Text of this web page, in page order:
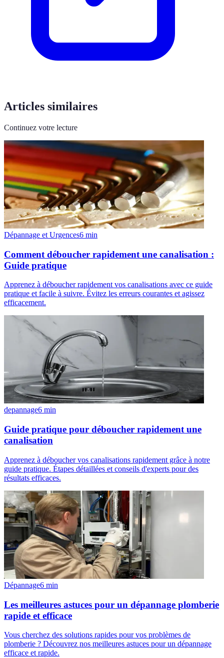
Articles similaires
Continuez votre lecture
Dépannage et Urgences6 min
Comment déboucher rapidement une canalisation :
Guide pratique
Apprenez à déboucher rapidement vos canalisations avec ce guide
pratique et facile à suivre. Évitez les erreurs courantes et agissez
efficacement.
depannage6 min
Guide pratique pour déboucher rapidement une
canalisation
Apprenez à déboucher vos canalisations rapidement grâce à notre
guide pratique. Étapes détaillées et conseils d'experts pour des
résultats efficaces.
Dépannage6 min
Les meilleures astuces pour un dépannage plomberie
rapide et efficace
Vous cherchez des solutions rapides pour vos problèmes de
plomberie ? Découvrez nos meilleures astuces pour un dépannage
efficace et rapide.